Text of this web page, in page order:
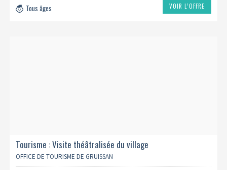
Tous âges
VOIR L’OFFRE
Tourisme : Visite théâtralisée du village
OFFICE DE TOURISME DE GRUISSAN